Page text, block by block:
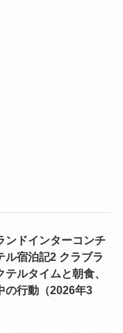
ンドインターコンチ
ル宿泊記2 クラブラ
テルタイムと朝食、
の行動（2026年3